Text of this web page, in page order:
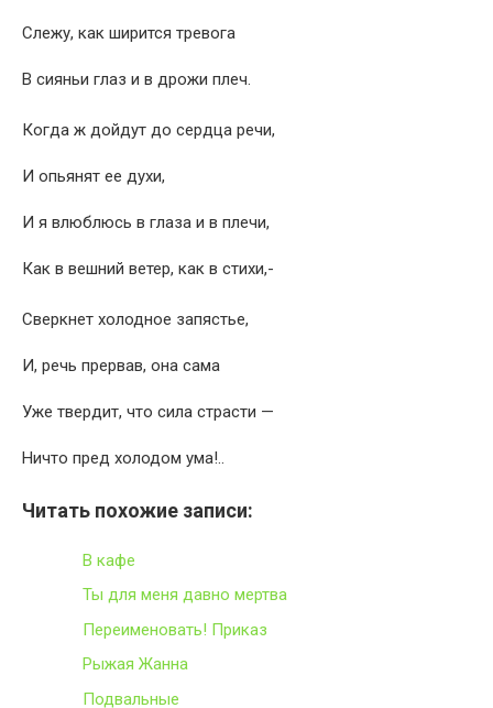
Слежу, как ширится тревога
В сияньи глаз и в дрожи плеч.
Когда ж дойдут до сердца речи,
И опьянят ее духи,
И я влюблюсь в глаза и в плечи,
Как в вешний ветер, как в стихи,-
Сверкнет холодное запястье,
И, речь прервав, она сама
Уже твердит, что сила страсти —
Ничто пред холодом ума!..
Читать похожие записи:
В кафе
Ты для меня давно мертва
Переименовать! Приказ
Рыжая Жанна
Подвальные